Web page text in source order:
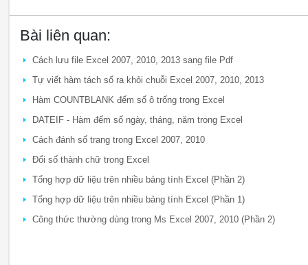
Bài liên quan:
Cách lưu file Excel 2007, 2010, 2013 sang file Pdf
Tự viết hàm tách số ra khỏi chuỗi Excel 2007, 2010, 2013
Hàm COUNTBLANK đếm số ô trống trong Excel
DATEIF - Hàm đếm số ngày, tháng, năm trong Excel
Cách đánh số trang trong Excel 2007, 2010
Đổi số thành chữ trong Excel
Tổng hợp dữ liệu trên nhiều bảng tính Excel (Phần 2)
Tổng hợp dữ liệu trên nhiều bảng tính Excel (Phần 1)
Công thức thường dùng trong Ms Excel 2007, 2010 (Phần 2)